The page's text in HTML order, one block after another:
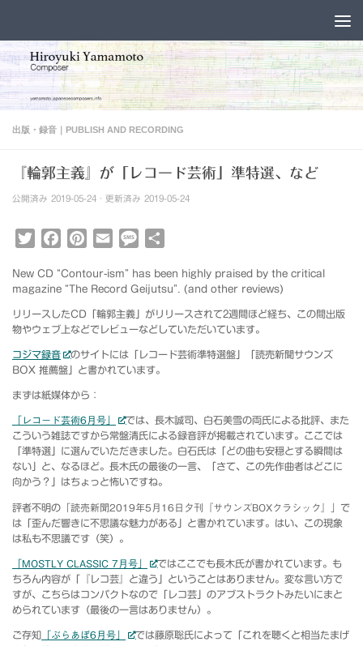
出版・録音｜PUBLISH AND RECORDING
『輪郭主義』が「レコード芸術」準特選、など
公開済み 2019-05-24 · 更新済み 2019-05-24
TwitterFacebook
Pinterest
Email Message
New CD “Contour-ism” has been highly praised by the critical
magazine “The Record Geijutsu”. (and other reviews)
リリースしたCD「輪郭主義」がリリースされて2週間ほど経ち、この間出版
物やウェブ上などでレビューなどしていただいています。
コジマ録音
のサイトには「レコード芸術準特選盤」「読売新聞サウンズ
BOX 推薦盤」と書かれています。
まずは紙媒体から：
「レコード芸術6月号」
では、長木誠司、白石美雪の両氏による批評、また
こういう雑誌ですから常盤清氏による録音評が掲載されています。ここでは
「準特選」に選んでいただきました。白石氏は「どの曲も安穏とする瞬間は
ない」と、なるほど。長木氏の最後の一言、「さて、この先作曲者はどこに
向かう？」はちょっと怖いですね。
評者不明の 「読売新聞2019年5月16日夕刊『サウンズBOXクラシック』」 で
は「歪んだ響きに不思議な魅力がある」と書かれています。はい、この現象
は私も不思議です（笑）。
「MOSTLY CLASSIC 7月号」
ではここでも長木氏が書かれています。も
ちろん内容が「『レコ芸』と違う」ということはありません。変な言い方で
すが、こちらはコンパクトなので「レコ芸」のアブストラクトみたいにまと
められています（最後の一言はありません）。
ご存知 「ぶらあぼ6月号」
では藤原聡氏によって「これを聴くと相当たまげ